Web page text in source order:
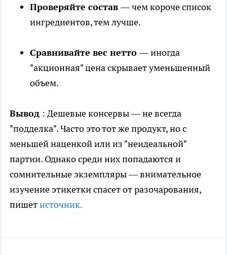
Проверяйте состав— чем короче список
ингредиентов, тем лучше.
Сравнивайте вес нетто— иногда
"акционная" цена скрывает уменьшенный
объем.
Вывод : Дешевые консервы — не всегда
"подделка". Часто это тот же продукт, но с
меньшей наценкой или из "неидеальной"
партии. Однако среди них попадаются и
сомнительные экземпляры — внимательное
изучение этикетки спасет от разочарования,
пишетисточник.